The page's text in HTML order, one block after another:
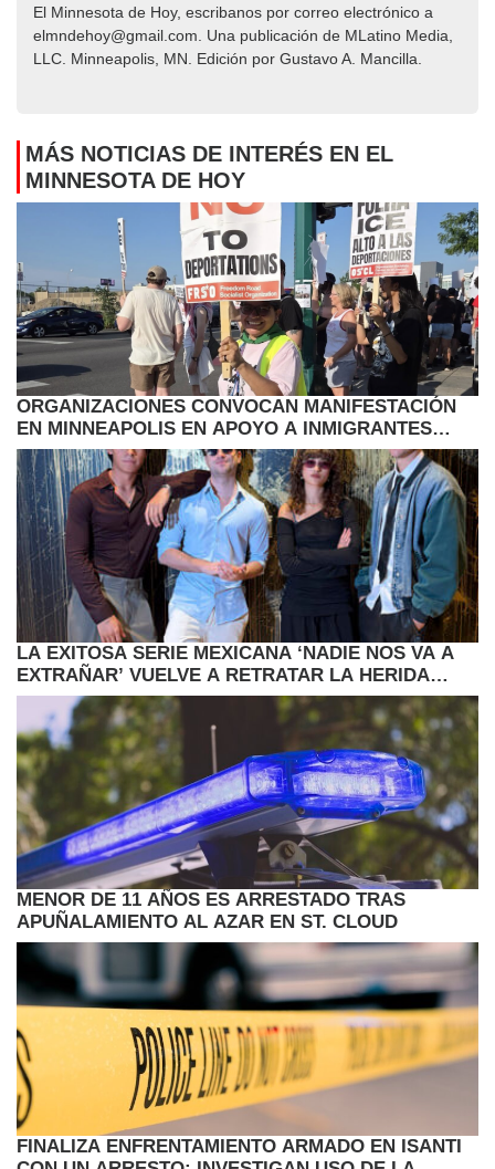
El Minnesota de Hoy, escribanos por correo electrónico a
elmndehoy@gmail.com. Una publicación de MLatino Media,
LLC. Minneapolis, MN. Edición por Gustavo A. Mancilla.
MÁS NOTICIAS DE INTERÉS EN EL
MINNESOTA DE HOY
ORGANIZACIONES CONVOCAN MANIFESTACIÓN
EN MINNEAPOLIS EN APOYO A INMIGRANTES
HAITIANOS CON TPS
LA EXITOSA SERIE MEXICANA ‘NADIE NOS VA A
EXTRAÑAR’ VUELVE A RETRATAR LA HERIDA
JUVENIL
MENOR DE 11 AÑOS ES ARRESTADO TRAS
APUÑALAMIENTO AL AZAR EN ST. CLOUD
FINALIZA ENFRENTAMIENTO ARMADO EN ISANTI